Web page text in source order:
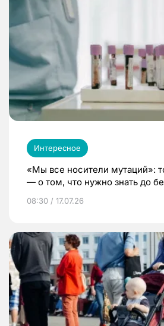
Интересное
«Мы все носители мутаций»:
— о том, что нужно знать до
08:30 / 17.07.26